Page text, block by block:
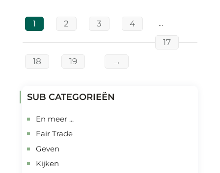
SUB CATEGORIEËN
En meer ...
Fair Trade
Geven
Kijken
1 2 3 4 …
17
18
19 →